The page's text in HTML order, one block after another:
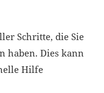
Schritte, die Sie
haben. Dies kann
Hilfe